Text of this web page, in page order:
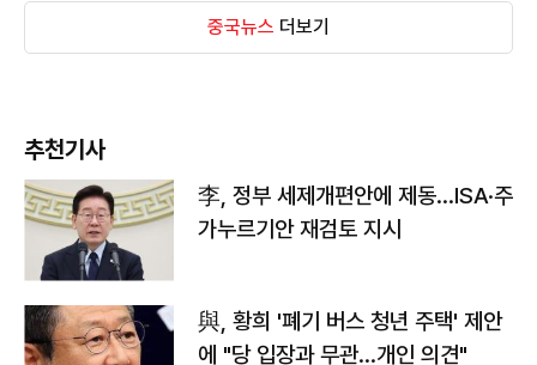
중국뉴스 더보기
추천기사
李, 정부 세제개편안에 제동…ISA·주
가누르기안 재검토 지시
與, 황희 '폐기 버스 청년 주택' 제안
에 "당 입장과 무관…개인 의견"